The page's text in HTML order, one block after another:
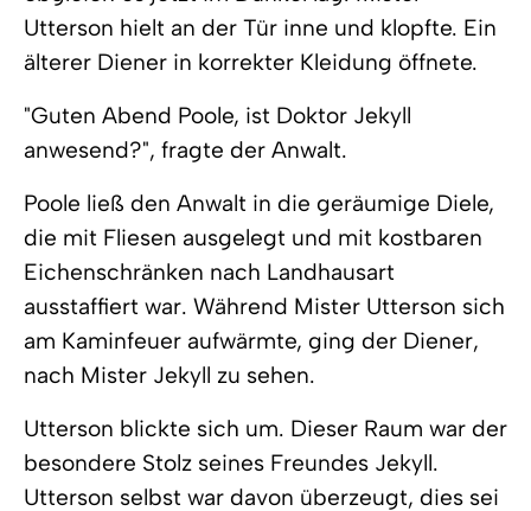
Utterson hielt an der Tür inne und klopfte. Ein
älterer Diener in korrekter Kleidung öffnete.
"Guten Abend Poole, ist Doktor Jekyll
anwesend?", fragte der Anwalt.
Poole ließ den Anwalt in die geräumige Diele,
die mit Fliesen ausgelegt und mit kostbaren
Eichenschränken nach Landhausart
ausstaffiert war. Während Mister Utterson sich
am Kaminfeuer aufwärmte, ging der Diener,
nach Mister Jekyll zu sehen.
Utterson blickte sich um. Dieser Raum war der
besondere Stolz seines Freundes Jekyll.
Utterson selbst war davon überzeugt, dies sei